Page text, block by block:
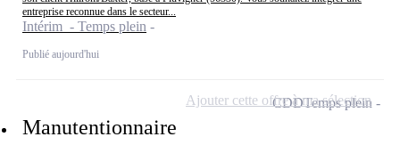
entreprise reconnue dans le secteur...
Intérim - Temps plein
Publié aujourd'hui
Manutentionnaire
CDDTemps plein
Ajouter cette offre à ma sélection